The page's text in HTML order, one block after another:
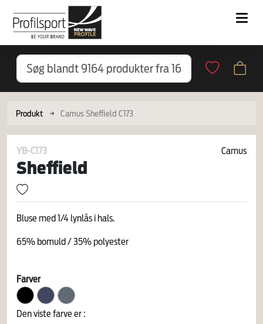
Produkt Camus Sheffield C173
YB-C173 Camus
Sheffield
Bluse med 1/4 lynlås i hals.
65% bomuld / 35% polyester
Farver
Den viste farve er :